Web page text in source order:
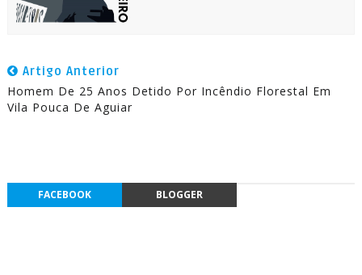
Artigo Anterior
Homem De 25 Anos Detido Por Incêndio Florestal Em
Vila Pouca De Aguiar
FACEBOOK BLOGGER